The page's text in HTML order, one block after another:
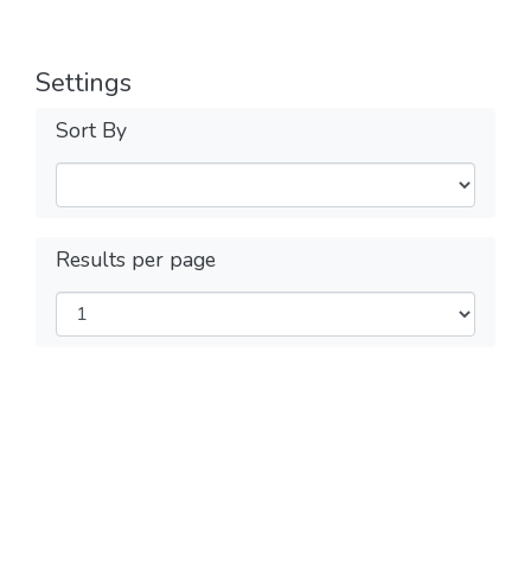
Settings
Sort By
Results per page